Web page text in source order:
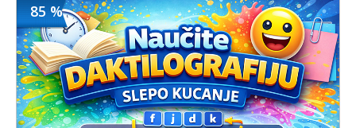
Kupljeno
12 kom.
3500 din
7000 din
85 %